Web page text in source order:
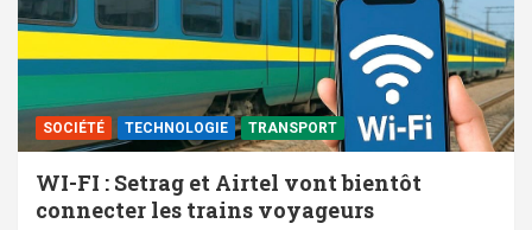
SOCIÉTÉ TECHNOLOGIE TRANSPORT
WI-FI : Setrag et Airtel vont bientôt
connecter les trains voyageurs